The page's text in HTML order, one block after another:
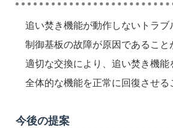
追い焚き機能が動作しないトラブ
制御基板の故障が原因であること
適切な交換により、追い焚き機能
全体的な機能を正常に回復させる
今後の提案